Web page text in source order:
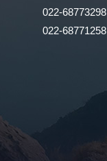
022-68773298
022-68771258